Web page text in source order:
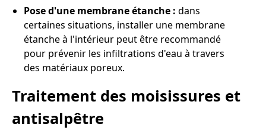
Pose d'une membrane étanche : dans
certaines situations, installer une membrane
étanche à l'intérieur peut être recommandé
pour prévenir les infiltrations d'eau à travers
des matériaux poreux.
Traitement des moisissures et
antisalpêtre